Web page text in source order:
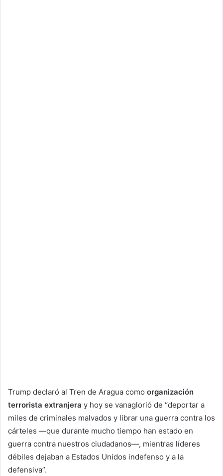
Trump declaró al Tren de Aragua como organización
terrorista extranjera y hoy se vanaglorió de “deportar a
miles de criminales malvados y librar una guerra contra los
cárteles —que durante mucho tiempo han estado en
guerra contra nuestros ciudadanos—, mientras líderes
débiles dejaban a Estados Unidos indefenso y a la
defensiva”.